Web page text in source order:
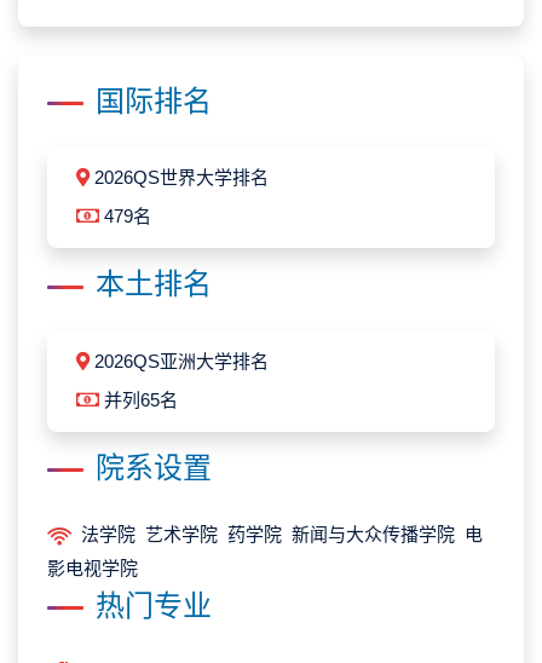
国际排名
2026QS世界大学排名
479名
本土排名
2026QS亚洲大学排名
并列65名
院系设置
法学院 艺术学院 药学院 新闻与大众传播学院 电
影电视学院
热门专业